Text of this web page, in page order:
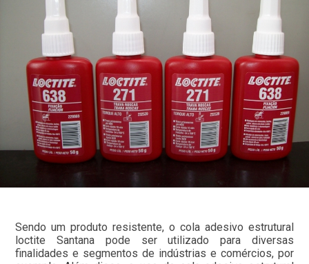
Sendo um produto resistente, o cola adesivo estrutural
loctite Santana pode ser utilizado para diversas
finalidades e segmentos de indústrias e comércios, por